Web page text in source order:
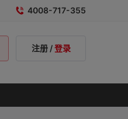
4008-717-355
注册 / 登录